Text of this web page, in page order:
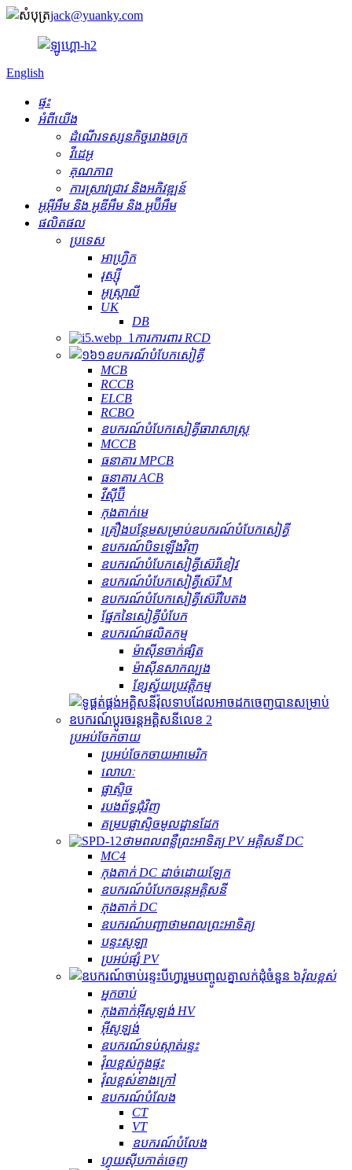
jack@yuanky.com
English
ផ្ទះ
អំពីយើង
ដំណើរទស្សនកិច្ចរោងចក្រ
វីដេអូ
គុណភាព
ការស្រាវជ្រាវ និងអភិវឌ្ឍន៍
អូអ៊ីអឹម និង អូឌីអឹម និង អូប៊ីអឹម
ផលិតផល
ប្រទេស
អាហ្វ្រិក
រុស្ស៊ី
អូស្ត្រាលី
UK
DB
ការការពារ RCD
ឧបករណ៍​បំបែក​សៀគ្វី
MCB
RCCB
ELCB
RCBO
ឧបករណ៍បំបែកសៀគ្វីធារាសាស្ត្រ
MCCB
ធនាគារ MPCB
ធនាគារ ACB
វីស៊ីប៊ី
កុងតាក់មេ
គ្រឿងបន្ថែមសម្រាប់ឧបករណ៍បំបែកសៀគ្វី
ឧបករណ៍បិទឡើងវិញ
ឧបករណ៍បំបែកសៀគ្វីស៊េរីខៀវ
ឧបករណ៍បំបែកសៀគ្វីស៊េរី M
ឧបករណ៍បំបែកសៀគ្វីស៊េរីបៃតង
ផ្នែកនៃសៀគ្វីបំបែក
ឧបករណ៍ផលិតកម្ម
ម៉ាស៊ីនចាក់ផ្សិត
ម៉ាស៊ីនសាកល្បង
ខ្សែស្វ័យប្រវត្តិកម្ម
ប្រអប់ចែកចាយ
ប្រអប់ចែកចាយអាមេរិក
លោហៈ
ផ្លាស្ទិច
របងព័ទ្ធជុំវិញ
គម្របផ្លាស្ទិចមូលដ្ឋានដែក
ថាមពលពន្លឺព្រះអាទិត្យ PV អគ្គិសនី DC
MC4
កុងតាក់ DC ដាច់ដោយឡែក
ឧបករណ៍បំបែកចរន្តអគ្គិសនី
កុងតាក់ DC
ឧបករណ៍បញ្ជាថាមពលព្រះអាទិត្យ
បន្ទះសូឡា
ប្រអប់ផ្សំ PV
វ៉ុលខ្ពស់
អ្នកចាប់
កុងតាក់​អ៊ីសូឡង់ HV
អ៊ីសូឡង់
ឧបករណ៍​ទប់ស្កាត់​រន្ទះ
វ៉ុលខ្ពស់ក្នុងផ្ទះ
វ៉ុលខ្ពស់ខាងក្រៅ
ឧបករណ៍បំលែង
CT
VT
ឧបករណ៍បំលែង
ហ្វុយស៊ីបកាត់ចេញ